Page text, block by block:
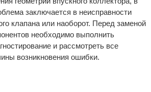
заключается в неисправности
клапана или наоборот. Перед заменой
необходимо выполнить
и рассмотреть все
возникновения ошибки.